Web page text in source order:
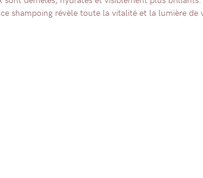
shampoing révèle toute la vitalité et la lumière de